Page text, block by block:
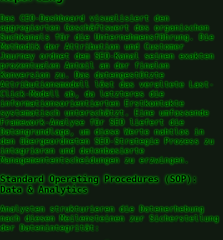
Das CEO-Dashboard visualisiert den
aggregierten Geschäftswert des organischen
Suchkanals für die Unternehmensführung. Die
Methodik der Attribution und Customer
Journey ordnet dem SEO-Kanal seinen exakten
prozentualen Anteil an der finalen
Konversion zu. Das datengestützte
Attributionsmodell löst das veraltete Last-
Click-Modell ab, da letzteres die
informationsorientierten Erstkontakte
systematisch unterschätzt. Eine umfassende
Framework-Analyse für SEO liefert die
Datengrundlage, um diese Werte nahtlos in
den übergeordneten SEO-Strategie Prozess zu
integrieren und datenbasierte
Managemententscheidungen zu erzwingen.
Standard Operating Procedures (SOP):
Data & Analytics
Analysten strukturieren die Datenerhebung
nach diesen Meilensteinen zur Sicherstellung
der Datenintegrität: